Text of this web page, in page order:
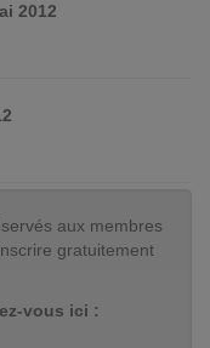
2012
aux membres
gratuitement
vous ici :